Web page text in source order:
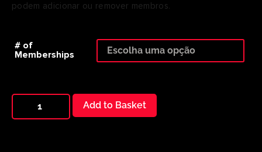
podem adicionar ou remover membros.
# of
Memberships
Add to Basket